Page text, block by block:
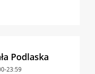
Podlaska
23:59